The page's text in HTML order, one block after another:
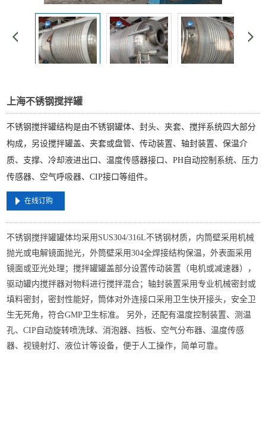
上海不锈钢搅拌罐
不锈钢搅拌罐结构是由不锈钢罐体、封头、夹套、搅拌系统四大部分
构成，另设搅拌罐盖、夹套或盘管、传动装置、轴封装置、保温介
质、支撑、冷却液进出口、温度传感器接口、PH自动控制系统、压力
传感器、空气呼吸器、CIP接口等组件。
在线订购
不锈钢搅拌罐罐体均采用SUS304/316L不锈钢材质，内筒壁采用机械
抛光或电解镜面抛光，外筒壁采用304全焊接结构保温，外表面采用
镜面或亚光处理；搅拌罐罐盖部分设置传动装置（电机或减速器），
驱动罐内搅拌器对物料进行搅拌混合；轴封装置采用专业机械密封或
填料密封，密封性能好，筒体对外连接口采用卫生快开接头，安全卫
生无死角，符合GMP卫生标准。 另外，还配有温度控制装置、测温
孔、CIP自动旋转喷洗球、消泡器、挡板、空气分布器、温度传感
器、视镜射灯、液位计等设备，便于人工操作，简单可靠。